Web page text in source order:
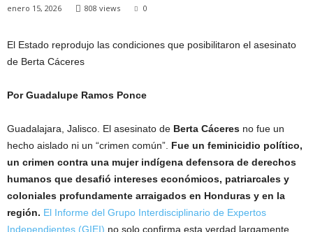
enero 15, 2026 808 views 0
El Estado reprodujo las condiciones que posibilitaron el asesinato
de Berta Cáceres
Por Guadalupe Ramos Ponce
Guadalajara, Jalisco. El asesinato de Berta Cáceres no fue un
hecho aislado ni un “crimen común”. Fue un feminicidio político,
un crimen contra una mujer indígena defensora de derechos
humanos que desafió intereses económicos, patriarcales y
coloniales profundamente arraigados en Honduras y en la
región. El Informe del Grupo Interdisciplinario de Expertos
Independientes (GIEI) no solo confirma esta verdad largamente